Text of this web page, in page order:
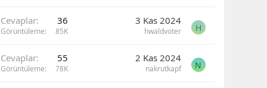
Cevaplar 36
Görüntüleme 85K
3 Kas 2024
hwaldvoter H
Cevaplar 55
Görüntüleme 78K
2 Kas 2024
nakrutkapf N